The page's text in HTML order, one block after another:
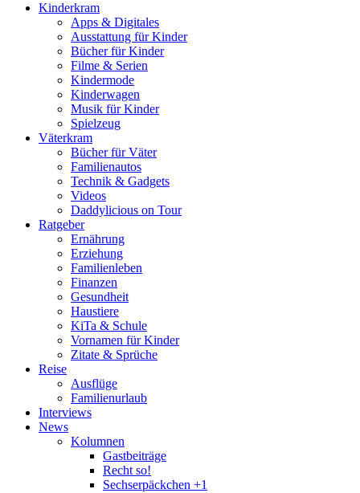
Kinderkram
Apps & Digitales
Ausstattung für Kinder
Bücher für Kinder
Filme & Serien
Kindermode
Kinderwagen
Musik für Kinder
Spielzeug
Väterkram
Bücher für Väter
Familienautos
Technik & Gadgets
Videos
Daddylicious on Tour
Ratgeber
Ernährung
Erziehung
Familienleben
Finanzen
Gesundheit
Haustiere
KiTa & Schule
Vornamen für Kinder
Zitate & Sprüche
Reise
Ausflüge
Familienurlaub
Interviews
News
Kolumnen
Gastbeiträge
Recht so!
Sechserpäckchen +1